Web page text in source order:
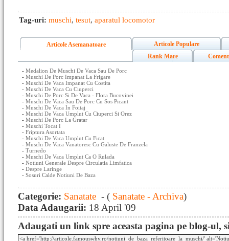
Tag-uri: muschi, tesut, aparatul locomotor
Articole Asemanatoare
Articole Populare
Rank Mare
- Medalion De Muschi De Vaca Sau De Porc
- Muschi De Porc Impanat La Frigare
- Muschi De Vaca Impanat Cu Costita
- Muschi De Vaca Cu Ciuperci
- Muschi De Porc Si De Vaca - Flora Bucovinei
- Muschi De Vaca Sau De Porc Cu Sos Picant
- Muschi De Vaca In Foitaj
- Muschi De Vaca Umplut Cu Ciuperci Si Orez
- Muschi De Porc La Gratar
- Muschi Tocat I
- Friptura Asortata
- Muschi De Vaca Umplut Cu Ficat
- Muschi De Vaca Vanatoresc Cu Galuste De Franzela
- Turnedo
- Muschi De Vaca Umplut Ca O Rulada
- Notiuni Generale Despre Circulatia Limfatica
- Despre Laringe
- Sosuri Calde Notiuni De Baza
Categorie: Sanatate - ( Sanatate - Archiva)
Data Adaugarii: 18 April '09
Adaugati un link spre aceasta pagina pe blog-ul,